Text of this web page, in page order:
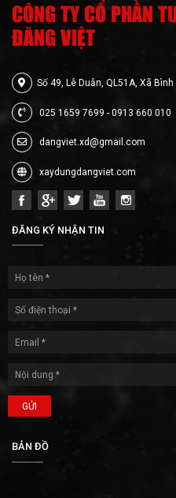
CÔNG TY CỔ PHẦN
ĐĂNG VIỆT
Số 49, Lê Duẫn, QL51A, Xã
025 1659 7699 - 0913 660 010
dangviet.xd@gmail.com
xaydungdangviet.com
ĐĂNG KÝ NHẬN TIN
GỬI
BẢN ĐỒ